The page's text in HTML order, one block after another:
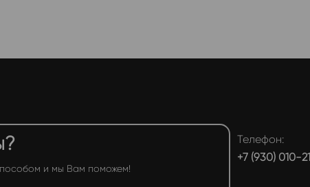
и мы Вам поможем!
Телефон:
+7 (930) 010-